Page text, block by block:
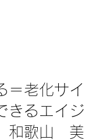
＝老化サイ
きるエイジ
和歌山 美